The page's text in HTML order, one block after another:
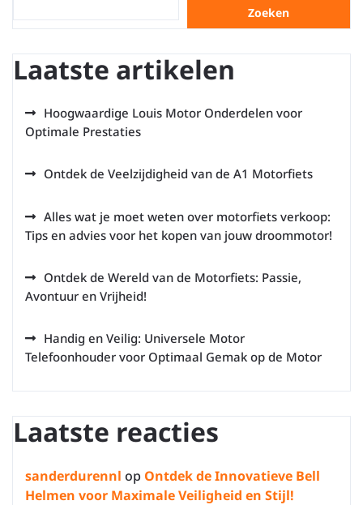
Zoeken
Laatste artikelen
Hoogwaardige Louis Motor Onderdelen voor
Optimale Prestaties
Ontdek de Veelzijdigheid van de A1 Motorfiets
Alles wat je moet weten over motorfiets verkoop:
Tips en advies voor het kopen van jouw droommotor!
Ontdek de Wereld van de Motorfiets: Passie,
Avontuur en Vrijheid!
Handig en Veilig: Universele Motor
Telefoonhouder voor Optimaal Gemak op de Motor
Laatste reacties
sanderdurennl op Ontdek de Innovatieve Bell
Helmen voor Maximale Veiligheid en Stijl!